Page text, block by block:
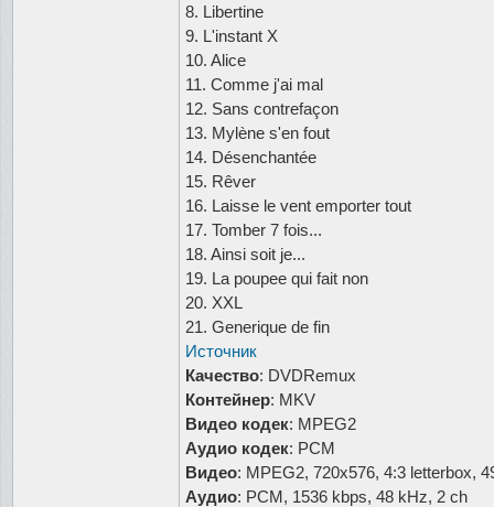
8. Libertine
9. L'instant X
10. Alice
11. Comme j'ai mal
12. Sans contrefaçon
13. Mylène s'en fout
14. Désenchantée
15. Rêver
16. Laisse le vent emporter tout
17. Tomber 7 fois...
18. Ainsi soit je...
19. La poupee qui fait non
20. XXL
21. Generique de fin
Источник
Качество: DVDRemux
Контейнер: MKV
Видео кодек: MPEG2
Аудио кодек: PCM
Видео: MPEG2, 720x576, 4:3 letterbox,
Аудио: PCM, 1536 kbps, 48 kHz, 2 ch